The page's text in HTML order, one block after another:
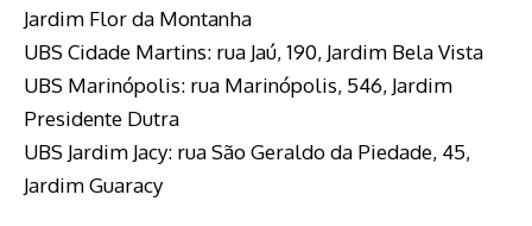
Jardim Flor da Montanha
UBS Cidade Martins: rua Jaú, 190, Jardim Bela Vista
UBS Marinópolis: rua Marinópolis, 546, Jardim
Presidente Dutra
UBS Jardim Jacy: rua São Geraldo da Piedade, 45,
Jardim Guaracy